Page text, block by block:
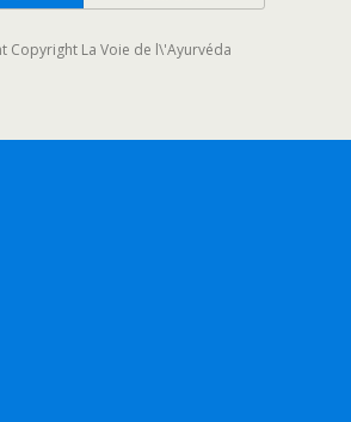
Copyright La Voie de l\'Ayurvéda